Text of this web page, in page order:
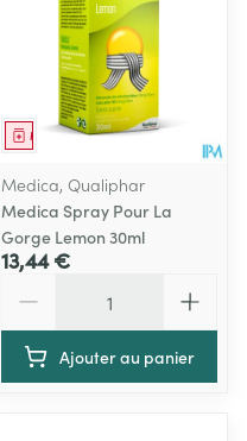
Médicament
Medica, Qualiphar
Medica Spray Pour La
Gorge Lemon 30ml
13,44 €
Ajouter au panier